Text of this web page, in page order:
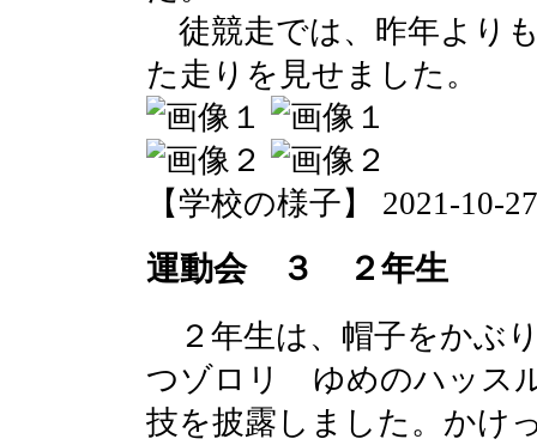
徒競走では、昨年より
た走りを見せました。
【学校の様子】 2021-10-
運動会 ３ ２年生
２年生は、帽子をかぶ
つゾロリ ゆめのハッス
技を披露しました。かけ